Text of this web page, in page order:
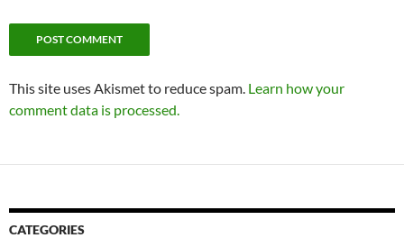
This site uses Akismet to reduce spam. Learn how your
comment data is processed.
CATEGORIES